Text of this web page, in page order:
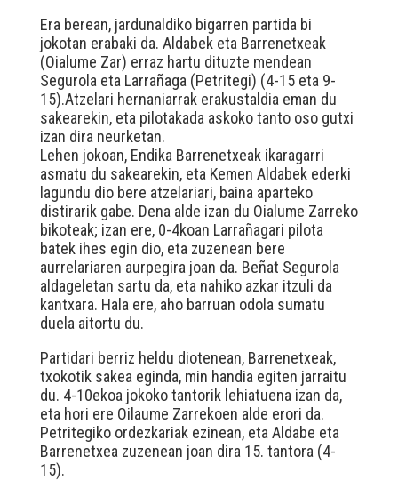
Era berean, jardunaldiko bigarren partida bi
jokotan erabaki da. Aldabek eta Barrenetxeak
(Oialume Zar) erraz hartu dituzte mendean
Segurola eta Larrañaga (Petritegi) (4-15 eta 9-
15).Atzelari hernaniarrak erakustaldia eman du
sakearekin, eta pilotakada askoko tanto oso gutxi
izan dira neurketan.
Lehen jokoan, Endika Barrenetxeak ikaragarri
asmatu du sakearekin, eta Kemen Aldabek ederki
lagundu dio bere atzelariari, baina aparteko
distirarik gabe. Dena alde izan du Oialume Zarreko
bikoteak; izan ere, 0-4koan Larrañagari pilota
batek ihes egin dio, eta zuzenean bere
aurrelariaren aurpegira joan da. Beñat Segurola
aldageletan sartu da, eta nahiko azkar itzuli da
kantxara. Hala ere, aho barruan odola sumatu
duela aitortu du.
Partidari berriz heldu diotenean, Barrenetxeak,
txokotik sakea eginda, min handia egiten jarraitu
du. 4-10ekoa jokoko tantorik lehiatuena izan da,
eta hori ere Oilaume Zarrekoen alde erori da.
Petritegiko ordezkariak ezinean, eta Aldabe eta
Barrenetxea zuzenean joan dira 15. tantora (4-
15).